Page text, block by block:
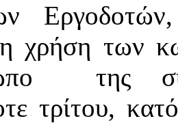
η χρήση των
της
τρίτου,